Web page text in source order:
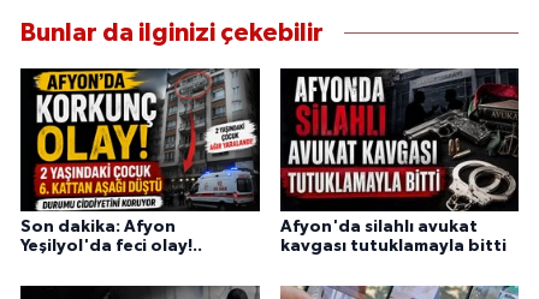
Bunlar da ilginizi çekebilir
Son dakika: Afyon
Yeşilyol'da feci olay!..
Afyon'da silahlı avukat
kavgası tutuklamayla bitti